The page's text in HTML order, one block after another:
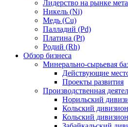
Лидерство на рынке
Никель (Ni)
Медь (Cu)
Палладий (Pd)
Платина (Pt)
Родий (Rh)
Обзор бизнеса
Минерально-сырьевая
Действующие
Проекты развития
Производственная
Норильский
Кольский дивизион
Кольский дивизион